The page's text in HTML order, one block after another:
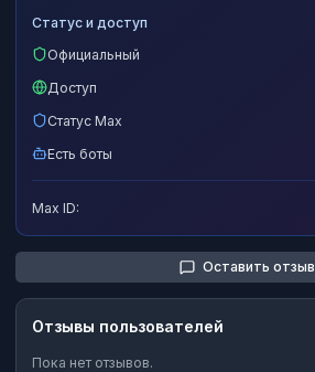
Статус и доступ
Официальный
Доступ
Статус Max
Есть боты
Max ID:
Оставить отзыв
Отзывы пользователей
Пока нет отзывов.